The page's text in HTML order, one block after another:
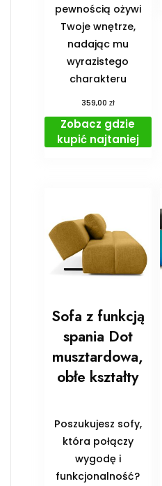
pewnością ożywi
Twoje wnętrze,
nadając mu
wyrazistego
charakteru
359,00 zł
Zobacz gdzie
kupić najtaniej
Sofa z funkcją
spania Dot
musztardowa,
obłe kształty
Poszukujesz sofy,
która połączy
wygodę i
funkcjonalność?